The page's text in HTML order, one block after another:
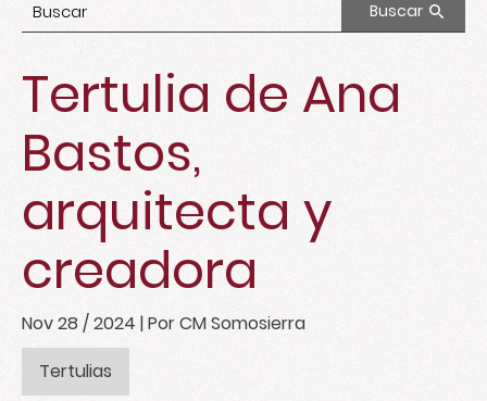
Buscar
Tertulia de Ana
Bastos,
arquitecta y
creadora
Nov 28 / 2024 | Por CM Somosierra
Tertulias